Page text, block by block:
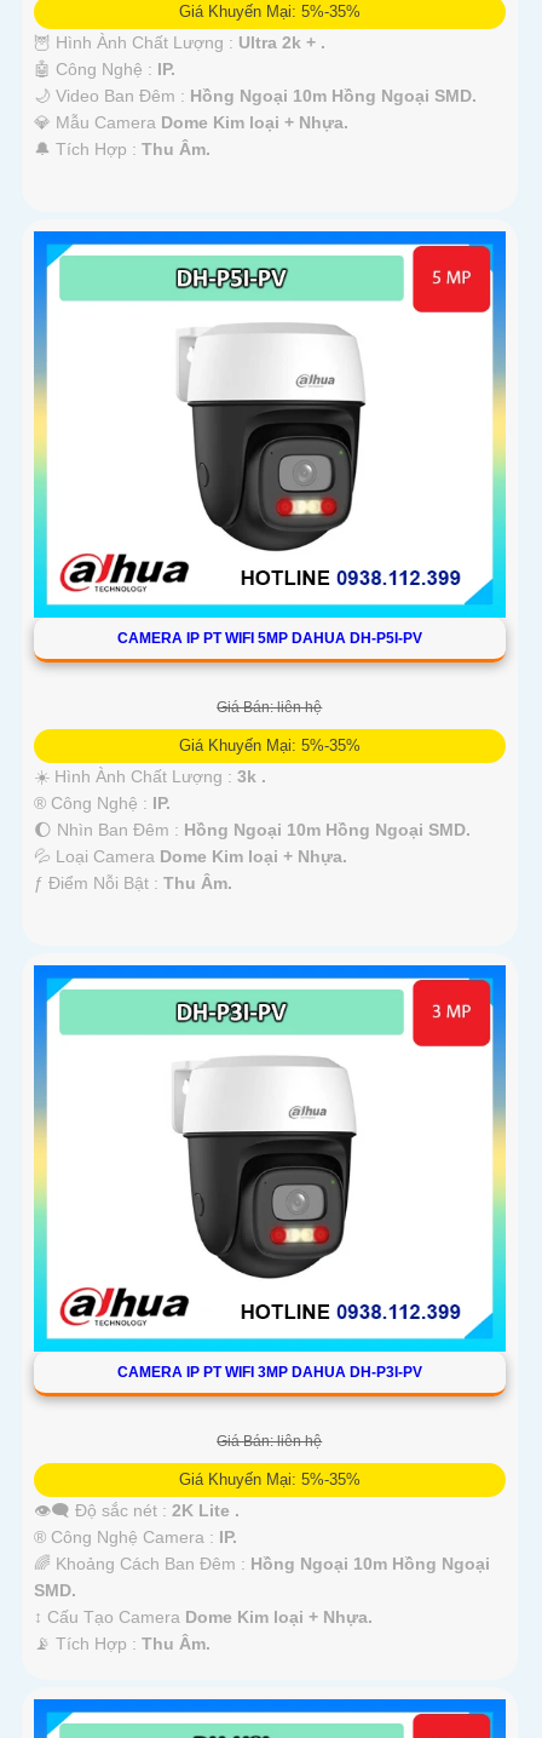
Giá Khuyến Mại: 5%-35%
🦉 Hình Ành Chất Lượng : Ultra 2k + .
🤖️ Công Nghệ : IP.
🌙 Video Ban Đêm : Hồng Ngoại 10m Hồng Ngoại SMD.
💎 Mẫu Camera Dome Kim loại + Nhựa.
️🔔 Tích Hợp : Thu Âm.
CAMERA IP PT WIFI 5MP DAHUA DH-P5I-PV
Giá Bán: liên hệ
Giá Khuyến Mại: 5%-35%
☀️ Hình Ành Chất Lượng : 3k .
®️ Công Nghệ : IP.
🌔 Nhìn Ban Đêm : Hồng Ngoại 10m Hồng Ngoại SMD.
💦 Loại Camera Dome Kim loại + Nhựa.
️ƒ Điểm Nỗi Bật : Thu Âm.
CAMERA IP PT WIFI 3MP DAHUA DH-P3I-PV
Giá Bán: liên hệ
Giá Khuyến Mại: 5%-35%
👁️‍🗨 Độ sắc nét : 2K Lite .
®️ Công Nghệ Camera : IP.
🌈 Khoảng Cách Ban Đêm : Hồng Ngoại 10m Hồng Ngoại
SMD.
↕️ Cấu Tạo Camera Dome Kim loại + Nhựa.
️📡 Tích Hợp : Thu Âm.